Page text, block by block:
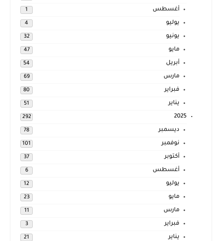
أغسطس 1
يوليو 4
يونيو 32
مايو 47
أبريل 54
مارس 69
فبراير 80
يناير 51
2025
292
ديسمبر 78
نوفمبر 101
أكتوبر 37
أغسطس 6
يوليو 12
مايو 23
مارس 11
فبراير 3
يناير 21